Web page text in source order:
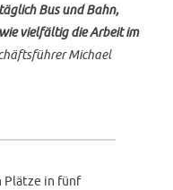
Bus und Bahn,
vielfältig die Arbeit im
Michael
Plätze in fünf